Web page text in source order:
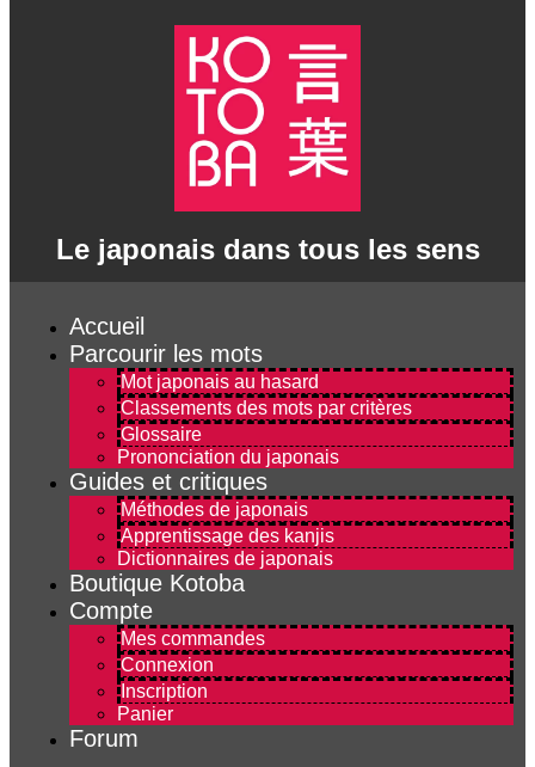
Le japonais dans tous les sens
Accueil
Parcourir les mots
Mot japonais au hasard
Classements des mots par critères
Glossaire
Prononciation du japonais
Guides et critiques
Méthodes de japonais
Apprentissage des kanjis
Dictionnaires de japonais
Boutique Kotoba
Compte
Mes commandes
Connexion
Inscription
Panier
Forum